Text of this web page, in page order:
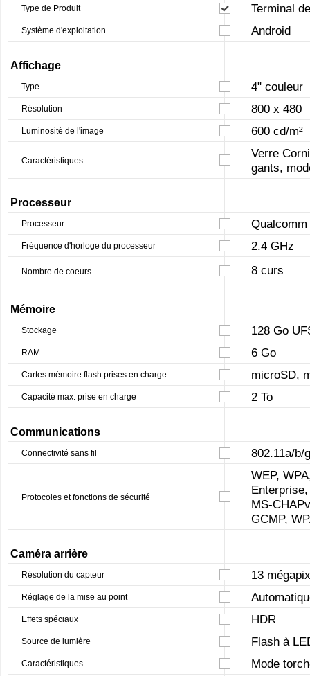
Type de Produit Terminal
Système d'exploitation Android
Affichage
Type 4" couleur
Résolution 800 x 480
Luminosité de l'image 600 cd/m²
Caractéristiques
Verre
gants,
Processeur
Processeur Qualcomm
Fréquence d'horloge du processeur 2.4 GHz
Nombre de coeurs 8 curs
Mémoire
Stockage 128 Go
RAM 6 Go
Cartes mémoire flash prises en charge microSD,
Capacité max. prise en charge 2 To
Communications
Connectivité sans fil 802.11a/b/
Protocoles et fonctions de sécurité
WEP,
MS-
GCMP,
Caméra arrière
Résolution du capteur 13
Réglage de la mise au point
Effets spéciaux HDR
Source de lumière Flash à
Caractéristiques Mode